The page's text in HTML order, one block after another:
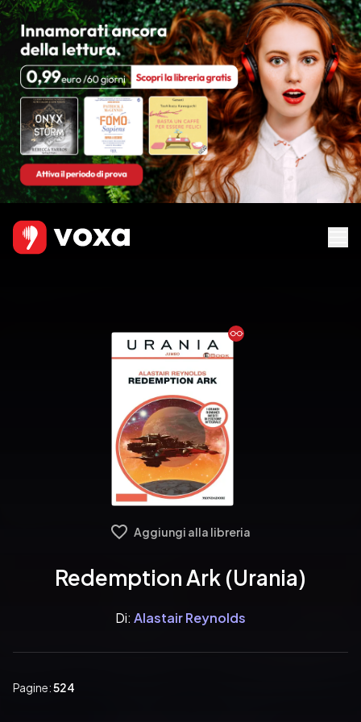
Ebook
Aggiungi alla libreria
Redemption Ark (Urania)
Di: Alastair Reynolds
Pagine:524